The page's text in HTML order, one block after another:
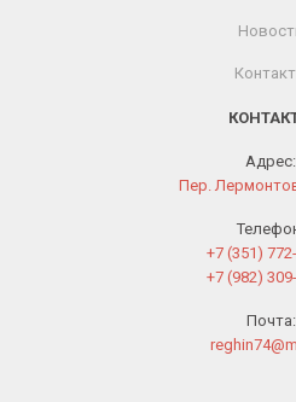
Адрес:
Пер.
+7 (351)
+7 (982)
Почта: